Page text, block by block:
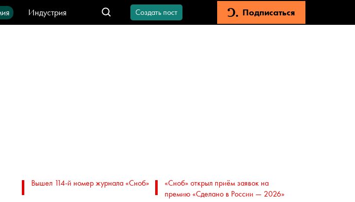
Индустрия
Создать пост Подписаться
Вышел 114-й номер журнала «Сноб»
«Сноб» открыл приём заявок на
премию «Сделано в России — 2026»